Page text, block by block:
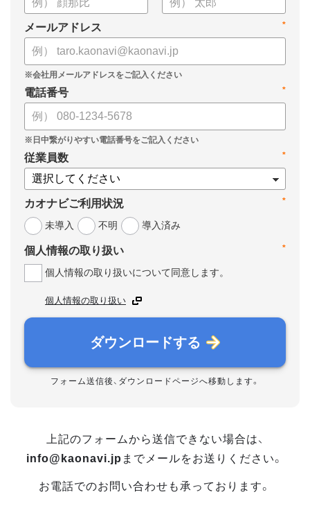
*
メールアドレス
*
電話番号
*
従業員数
*
カオナビご利用状況
未導入
不明 導入済み
*
個人情報の取り扱い
個人情報の取り扱いについて同意します。
個人情報の取り扱い
ダウンロードする
フォーム送信後、ダウンロードページへ移動します。
上記のフォームから送信できない場合は、
info@kaonavi.jp までメールをお送りください。
お電話でのお問い合わせも承っております。